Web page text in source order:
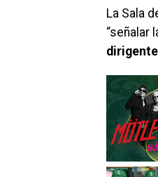
La Sala
“señalar